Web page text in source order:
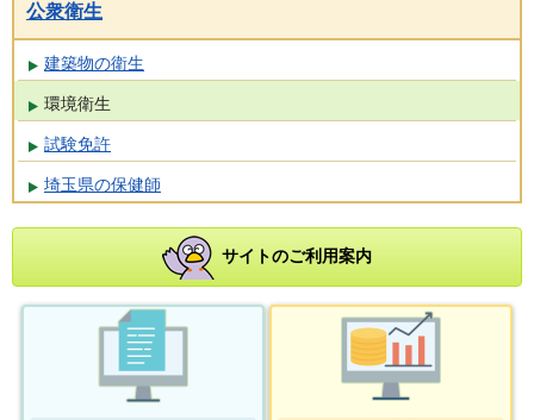
公衆衛生
建築物の衛生
環境衛生
試験免許
埼玉県の保健師
サイトのご利用案内